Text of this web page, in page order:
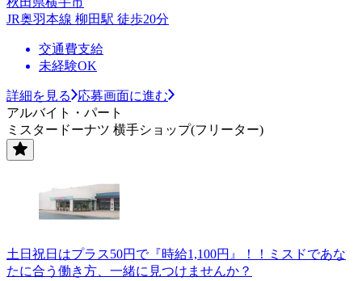
JR奥羽本線 柳田駅 徒歩20分
交通費支給
未経験OK
詳細を見る
応募画面に進む
アルバイト・パート
ミスタードーナツ 横手ショップ(フリーター)
土日祝日はプラス50円で『時給1,100円』！！ミスドであな
たに合う働き方、一緒に見つけませんか？